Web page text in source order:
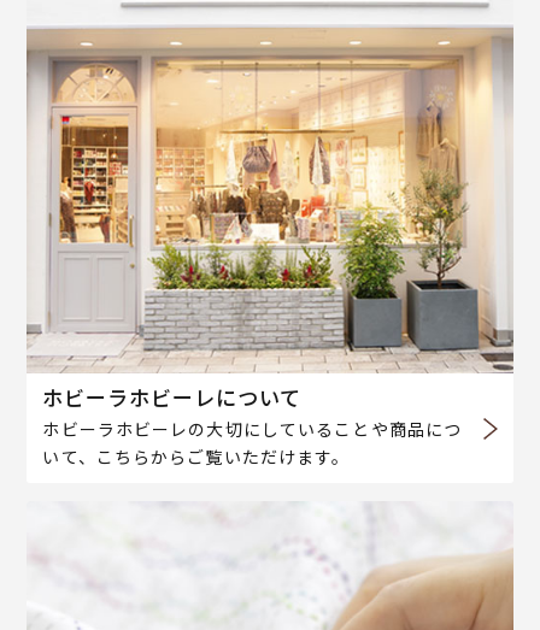
ホビーラホビーレについて
ホビーラホビーレの大切にしていることや商品につ
いて、こちらからご覧いただけます。